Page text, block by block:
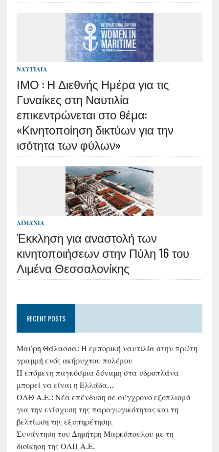
ΝΑΥΤΙΛΊΑ
ΙΜΟ : Η Διεθνής Ημέρα για τις
Γυναίκες στη Ναυτιλία
επικεντρώνεται στο θέμα:
«Κινητοποίηση δικτύων για την
ισότητα των φύλων»
ΛΙΜΆΝΙΑ
Έκκληση για αναστολή των
κινητοποιήσεων στην Πύλη 16 του
Λιμένα Θεσσαλονίκης
RECENT POSTS
Μαύρη Θάλασσα: Η εμπορική ναυτιλία στην πρώτη
γραμμή ενός ακήρυχτου πολέμου
Η επόμενη παγκόσμια δύναμη στα υδροπλάνα
μπορεί να είναι η Ελλάδα…
ΟΛΘ Α.Ε.: Νέα επένδυση σε σύγχρονο εξοπλισμό
για την ενίσχυση της παραγωγικότητας και τη
βελτίωση της εξυπηρέτησης
Συνάντηση του Δημήτρη Μαρκόπουλου με τη
διοίκηση της ΟΛΠ Α.Ε.